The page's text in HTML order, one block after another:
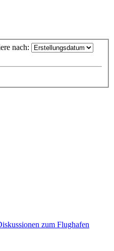
nach:
zum Flughafen